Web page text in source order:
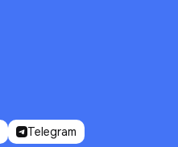
Telegram